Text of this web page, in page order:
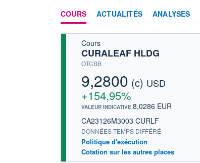
COURS ACTUALITÉS ANALYSES
Cours
CURALEAF HLDG
OTCBB
9,2800 (c) USD
+154,95%
VALEUR INDICATIVE 8,0286 EUR
CA23126M3003 CURLF
DONNÉES TEMPS DIFFÉRÉ
Politique d'exécution
Cotation sur les autres places